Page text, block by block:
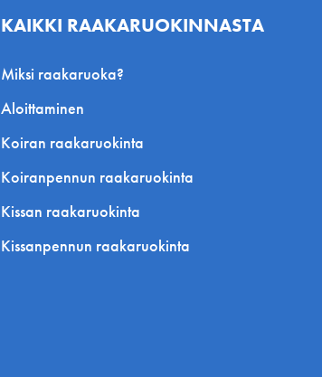
KAIKKI RAAKARUOKINNASTA
Miksi raakaruoka?
Aloittaminen
Koiran raakaruokinta
Koiranpennun raakaruokinta
Kissan raakaruokinta
Kissanpennun raakaruokinta